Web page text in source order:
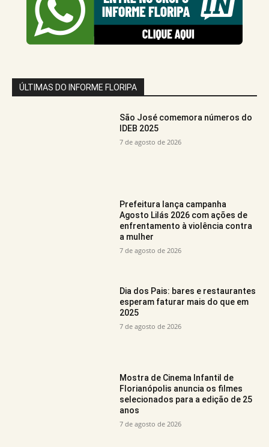
ÚLTIMAS DO INFORME FLORIPA
São José comemora números do
IDEB 2025
7 de agosto de 2026
Prefeitura lança campanha
Agosto Lilás 2026 com ações de
enfrentamento à violência contra
a mulher
7 de agosto de 2026
Dia dos Pais: bares e restaurantes
esperam faturar mais do que em
2025
7 de agosto de 2026
Mostra de Cinema Infantil de
Florianópolis anuncia os filmes
selecionados para a edição de 25
anos
7 de agosto de 2026